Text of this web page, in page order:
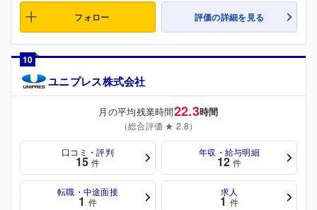
フォロー 評価の詳細を見る
10
ユニプレス株式会社
月の平均残業時間22.3時間
（総合評価 ★ 2.8）
口コミ・評判
15 件
年収・給与明細
12 件
転職・中途面接
1 件
求人
1 件